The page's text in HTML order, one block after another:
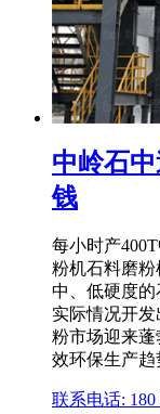
中岭石
钱
每小时产
粉机石料磨
中、低硬度
实际情况开
粉市场迎来
效环保生产趋
联系电话: 180